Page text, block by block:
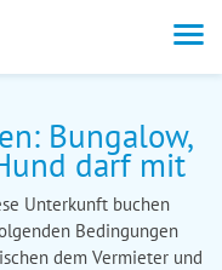
Bungalow,
darf mit
Unterkunft buchen
Bedingungen
dem Vermieter und